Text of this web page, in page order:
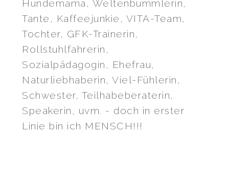
Hundemama, Weltenbummlerin,
Tante, Kaffeejunkie, VITA-Team,
Tochter, GFK-Trainerin,
Rollstuhlfahrerin,
Sozialpädagogin, Ehefrau,
Naturliebhaberin, Viel-Fühlerin,
Schwester, Teilhabeberaterin,
Speakerin, uvm. - doch in erster
Linie bin ich MENSCH!!!